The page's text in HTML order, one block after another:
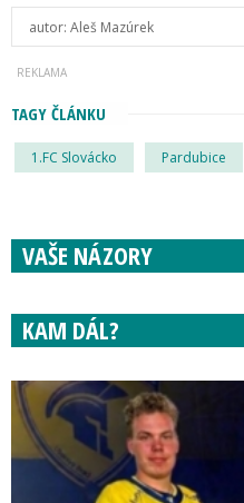
autor: Aleš Mazúrek
TAGY ČLÁNKU
1.FC Slovácko Pardubice
VAŠE NÁZORY
KAM DÁL?